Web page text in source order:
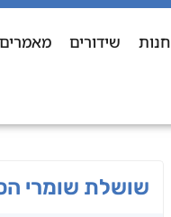
חנות שידורים מאמרים
שושלת שומרי